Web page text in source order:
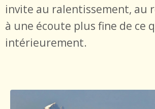
invite au ralentissement, au
à une écoute plus fine de ce
intérieurement.